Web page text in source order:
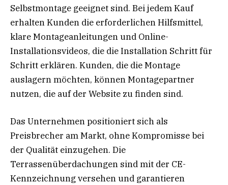
Selbstmontage geeignet sind. Bei jedem Kauf
erhalten Kunden die erforderlichen Hilfsmittel,
klare Montageanleitungen und Online-
Installationsvideos, die die Installation Schritt für
Schritt erklären. Kunden, die die Montage
auslagern möchten, können Montagepartner
nutzen, die auf der Website zu finden sind.
Das Unternehmen positioniert sich als
Preisbrecher am Markt, ohne Kompromisse bei
der Qualität einzugehen. Die
Terrassenüberdachungen sind mit der CE-
Kennzeichnung versehen und garantieren